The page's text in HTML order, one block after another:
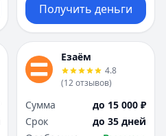
Получить деньги
Езаём
4.8
(12отзывов)
Сумма
до 15 000 ₽
Срок
до 35 дней